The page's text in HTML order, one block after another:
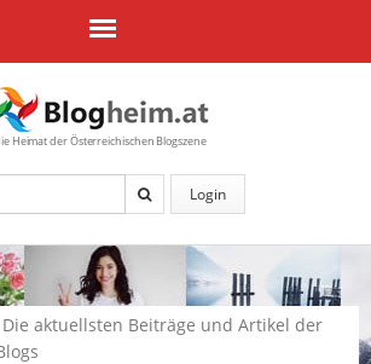
Heimat der Österreichischen Blogszene
Login
aktuellsten Beiträge und Artikel der